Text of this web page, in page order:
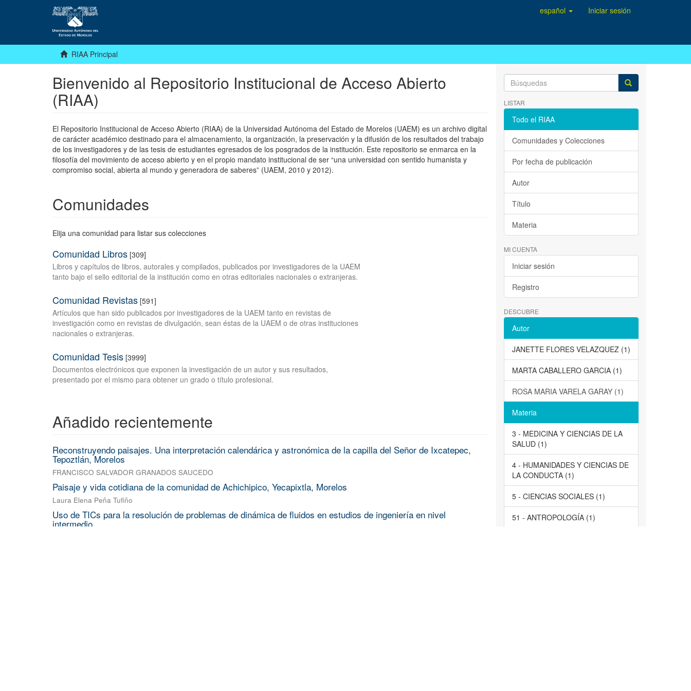
español Iniciar sesión
RIAA Principal
Bienvenido al Repositorio Institucional de Acceso Abierto
(RIAA)
El Repositorio Institucional de Acceso Abierto (RIAA) de la Universidad Autónoma del Estado de Morelos (UAEM) es un archivo digital
de carácter académico destinado para el almacenamiento, la organización, la preservación y la difusión de los resultados del trabajo
de los investigadores y de las tesis de estudiantes egresados de los posgrados de la institución. Este repositorio se enmarca en la
filosofía del movimiento de acceso abierto y en el propio mandato institucional de ser “una universidad con sentido humanista y
compromiso social, abierta al mundo y generadora de saberes” (UAEM, 2010 y 2012).
Comunidades
Elija una comunidad para listar sus colecciones
Comunidad Libros [309]
Libros y capítulos de libros, autorales y compilados, publicados por investigadores de la UAEM
tanto bajo el sello editorial de la institución como en otras editoriales nacionales o extranjeras.
Comunidad Revistas [591]
Artículos que han sido publicados por investigadores de la UAEM tanto en revistas de
investigación como en revistas de divulgación, sean éstas de la UAEM o de otras instituciones
nacionales o extranjeras.
Comunidad Tesis [3999]
Documentos electrónicos que exponen la investigación de un autor y sus resultados,
presentado por el mismo para obtener un grado o título profesional.
Añadido recientemente
Reconstruyendo paisajes. Una interpretación calendárica y astronómica de la capilla del Señor de Ixcatepec,
Tepoztlán, Morelos
FRANCISCO SALVADOR GRANADOS SAUCEDO
Paisaje y vida cotidiana de la comunidad de Achichipico, Yecapixtla, Morelos
Laura Elena Peña Tufiño
Uso de TICs para la resolución de problemas de dinámica de fluidos en estudios de ingeniería en nivel
intermedio
LISTAR
Todo el RIAA
Comunidades y Colecciones
Por fecha de publicación
Autor
Título
Materia
MI CUENTA
Iniciar sesión
Registro
DESCUBRE
Autor
JANETTE FLORES VELAZQUEZ (1)
MARTA CABALLERO GARCIA (1)
ROSA MARIA VARELA GARAY (1)
Materia
3 - MEDICINA Y CIENCIAS DE LA
SALUD (1)
4 - HUMANIDADES Y CIENCIAS DE
LA CONDUCTA (1)
5 - CIENCIAS SOCIALES (1)
51 - ANTROPOLOGÍA (1)